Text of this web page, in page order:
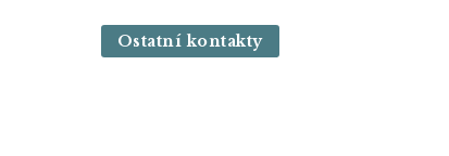
Ostatní kontakty